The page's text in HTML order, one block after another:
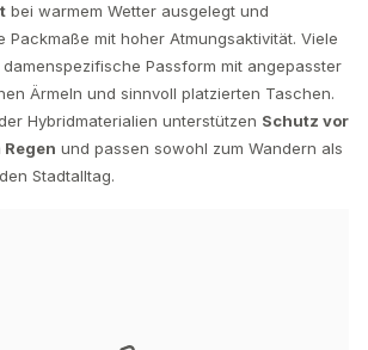
bei warmem Wetter ausgelegt und
Packmaße mit hoher Atmungsaktivität. Viele
Passform mit angepasster
Ärmeln und sinnvoll platzierten Taschen.
Hybridmaterialien unterstützen Schutz vor
und passen sowohl zum Wandern als
Stadtalltag.